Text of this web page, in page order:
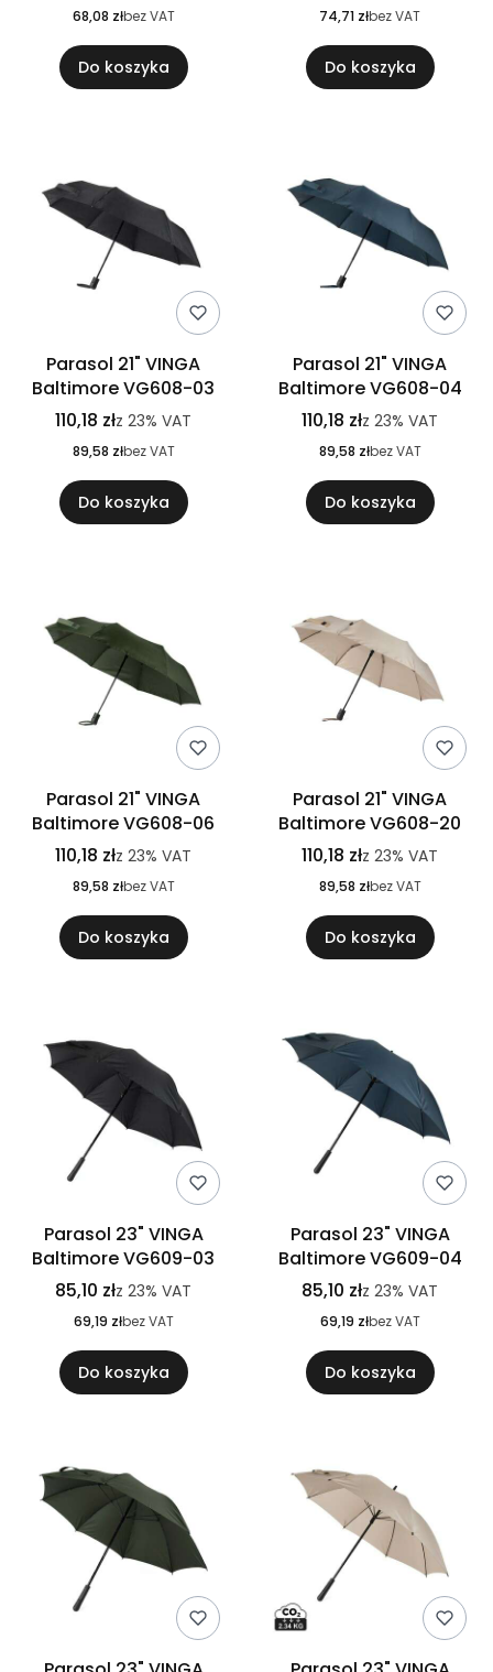
68,08 złbez VAT
Do koszyka
74,71 złbez VAT
Do koszyka
Parasol 21" VINGA
Baltimore VG608-03
110,18 złz 23% VAT
89,58 złbez VAT
Do koszyka
Parasol 21" VINGA
Baltimore VG608-04
110,18 złz 23% VAT
89,58 złbez VAT
Do koszyka
Parasol 21" VINGA
Baltimore VG608-06
110,18 złz 23% VAT
89,58 złbez VAT
Do koszyka
Parasol 21" VINGA
Baltimore VG608-20
110,18 złz 23% VAT
89,58 złbez VAT
Do koszyka
Parasol 23" VINGA
Baltimore VG609-03
85,10 złz 23% VAT
69,19 złbez VAT
Do koszyka
Parasol 23" VINGA
Baltimore VG609-04
85,10 złz 23% VAT
69,19 złbez VAT
Do koszyka